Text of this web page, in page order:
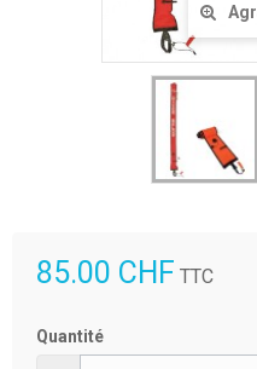
85.00 CHF TTC
Quantité